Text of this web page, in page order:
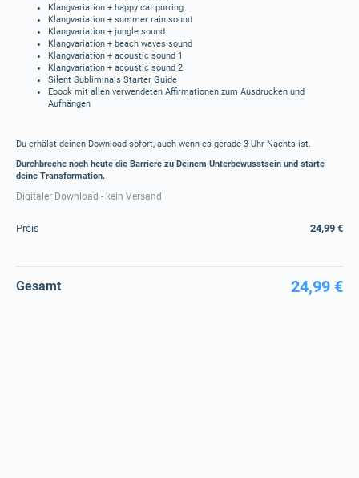
Klangvariation + happy cat purring
Klangvariation + summer rain sound
Klangvariation + jungle sound
Klangvariation + beach waves sound
Klangvariation + acoustic sound 1
Klangvariation + acoustic sound 2
Silent Subliminals Starter Guide
Ebook mit allen verwendeten Affirmationen zum Ausdrucken und
Aufhängen
Du erhälst deinen Download sofort, auch wenn es gerade 3 Uhr Nachts ist.
Durchbreche noch heute die Barriere zu Deinem Unterbewusstsein und starte
deine Transformation.
Digitaler Download - kein Versand
Preis 24,99 €
Gesamt 24,99 €